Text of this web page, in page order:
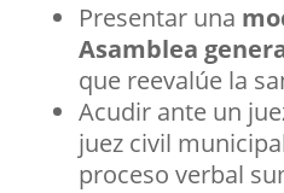
Presentar una
Asamblea
que reevalúe la
Acudir ante un
juez civil
proceso verbal